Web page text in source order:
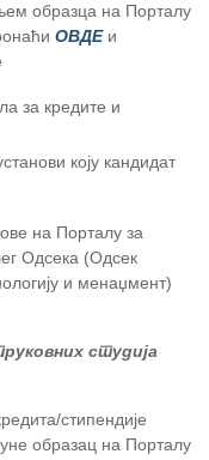
образца на Порталу
ОВДЕ и
за кредите и
коју кандидат
на Порталу за
Одсека (Одсек
и менаџмент)
студија
стипендије
образац на Порталу